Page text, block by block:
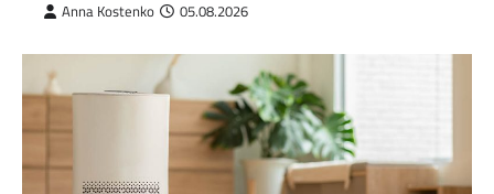
Anna Kostenko 05.08.2026